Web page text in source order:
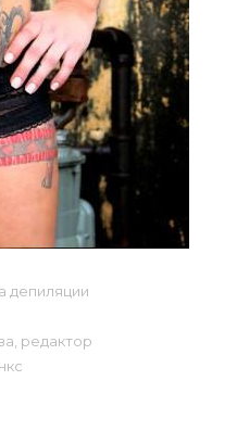
депиляции
редактор